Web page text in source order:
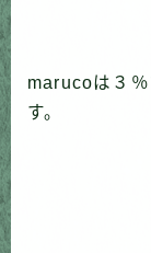
marucoは３
す。